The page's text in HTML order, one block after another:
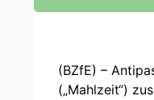
(BZfE) –
(„Mahlzeit“)